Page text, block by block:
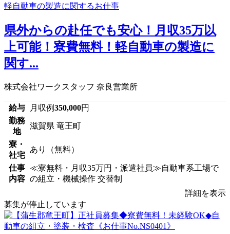
県外からの赴任でも安心！月収35万以
上可能！寮費無料！軽自動車の製造に
関す...
株式会社ワークスタッフ 奈良営業所
給与 月収例350,000円
勤務
地
滋賀県 竜王町
寮・
社宅
あり（無料）
仕事
内容
≪寮無料・月収35万円・派遣社員≫自動車系工場で
の組立・機械操作 交替制
詳細を表示
募集が停止しています